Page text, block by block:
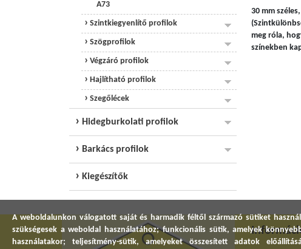
A73
Szintkiegyenlítő profilok
Szögprofilok
Végzáró profilok
Hajlítható profilok
Szegőlécek
Hidegburkolati profilok
Barkács profilok
Kiegészítők
30 mm
meg róla,
színekben
A weboldalunkon válogatott saját és harmadik féltől származó sütiket
szükségesek a weboldal használatához; funkcionális sütik, amelyek
használatakor; teljesítmény-sütik, amelyeket összesített adatok